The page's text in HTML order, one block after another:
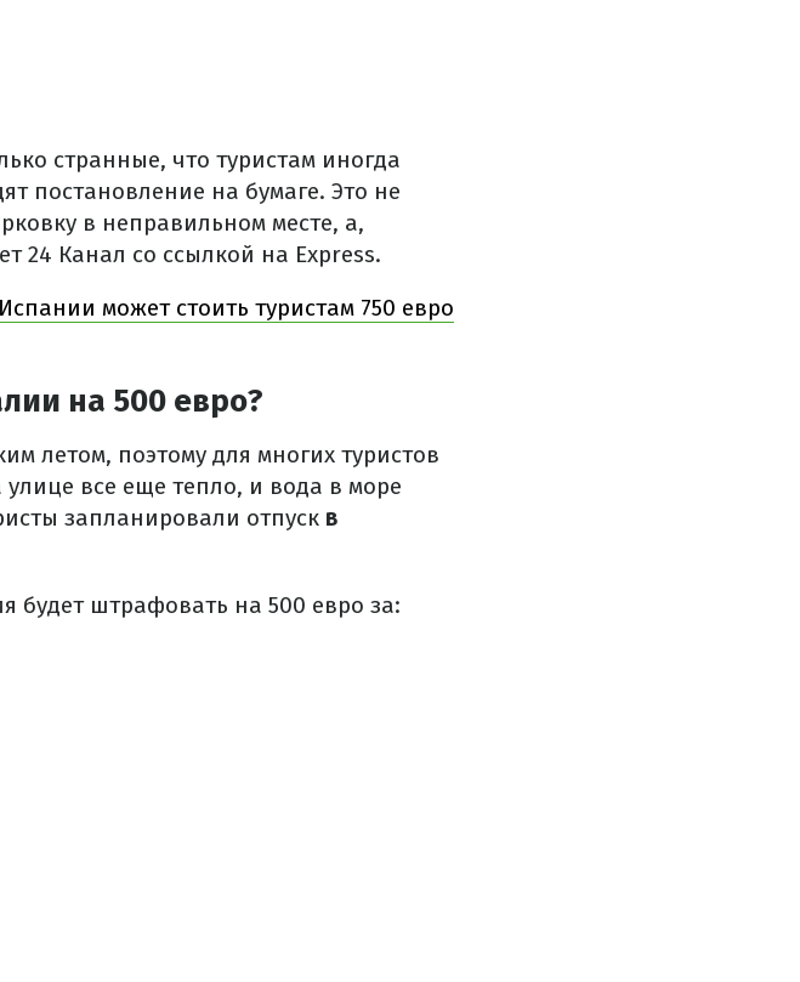
странные, что туристам иногда
постановление на бумаге. Это не
в неправильном месте, а,
24 Канал со ссылкой на Express.
может стоить туристам 750 евро
на 500 евро?
летом, поэтому для многих туристов
все еще тепло, и вода в море
запланировали отпуск в
будет штрафовать на 500 евро за: